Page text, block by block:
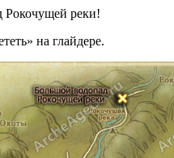
реки!
на глайдере.